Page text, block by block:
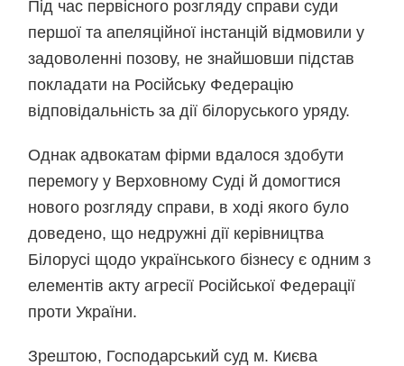
Під час первісного розгляду справи суди
першої та апеляційної інстанцій відмовили у
задоволенні позову, не знайшовши підстав
покладати на Російську Федерацію
відповідальність за дії білоруського уряду.
Однак адвокатам фірми вдалося здобути
перемогу у Верховному Суді й домогтися
нового розгляду справи, в ході якого було
доведено, що недружні дії керівництва
Білорусі щодо українського бізнесу є одним з
елементів акту агресії Російської Федерації
проти України.
Зрештою, Господарський суд м. Києва